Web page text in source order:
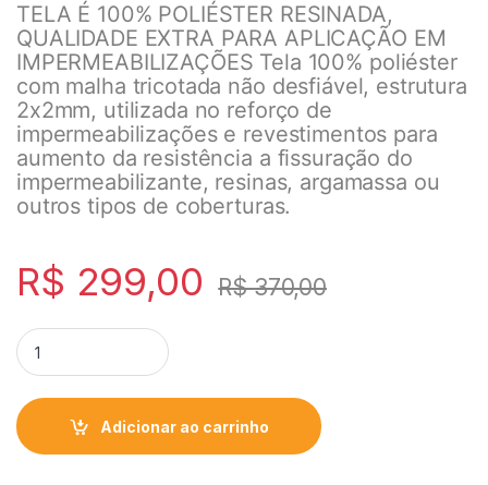
TELA É 100% POLIÉSTER RESINADA,
QUALIDADE EXTRA PARA APLICAÇÃO EM
IMPERMEABILIZAÇÕES Tela 100% poliéster
com malha tricotada não desfiável, estrutura
2x2mm, utilizada no reforço de
impermeabilizações e revestimentos para
aumento da resistência a fissuração do
impermeabilizante, resinas, argamassa ou
outros tipos de coberturas.
R$ 299,00 R$370,00
Adicionar ao carrinho